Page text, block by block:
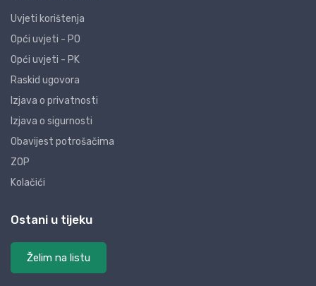
Uvjeti korištenja
Opći uvjeti - PO
Opći uvjeti - PK
Raskid ugovora
Izjava o privatnosti
Izjava o sigurnosti
Obavijest potrošačima
ZOP
Kolačići
Ostani u tijeku
Želim na listu